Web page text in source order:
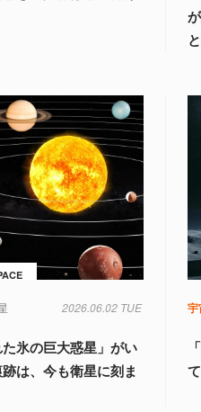
2026.06.02 TUE
氷の巨大惑星」がい
は、今も衛星に刻ま
宇